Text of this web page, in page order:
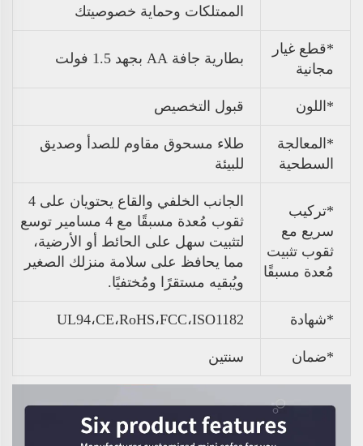
الممتلكات وحماية خصوصيتك
*قطع غيار
مجانية
بطارية جافة AA بجهد 1.5 فولت
*اللون قبول التخصيص
*المعالجة
السطحية
طلاء مسحوق مقاوم للصدأ وصديق
للبيئة
*تركيب
سريع مع
ثقوب تثبيت
مُعدة مسبقًا
الجانب الخلفي والقاع يحتويان على 4
ثقوب مُعدة مسبقًا مع 4 مسامير توسع
لتثبيت سهل على الحائط أو الأرضية،
مما يحافظ على سلامة منزلك الصغير
ويُبقيه مستقرًا ومُختفيًا.
*شهادة UL94،CE،RoHS،FCC،ISO1182
*ضمان سنتين